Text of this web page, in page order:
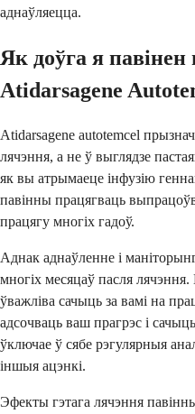
аднаўляецца.
Як доўга я
Atidarsagene
Atidarsagene autotemcel
лячэння, а не ў выглядзе
як вы атрымаеце інфузію
павінны працягваць
працягу многіх гадоў.
Аднак аднаўленне і
многіх месяцаў пасля
ўважліва сачыць за вамі на
адсочваць ваш прагрэс і
ўключае ў сябе рэгулярныя
іншыя ацэнкі.
Эфекты гэтага лячэння